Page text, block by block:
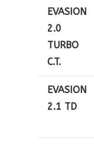
EVASION
2.0
TURBO
C.T.
EVASION
2.1 TD